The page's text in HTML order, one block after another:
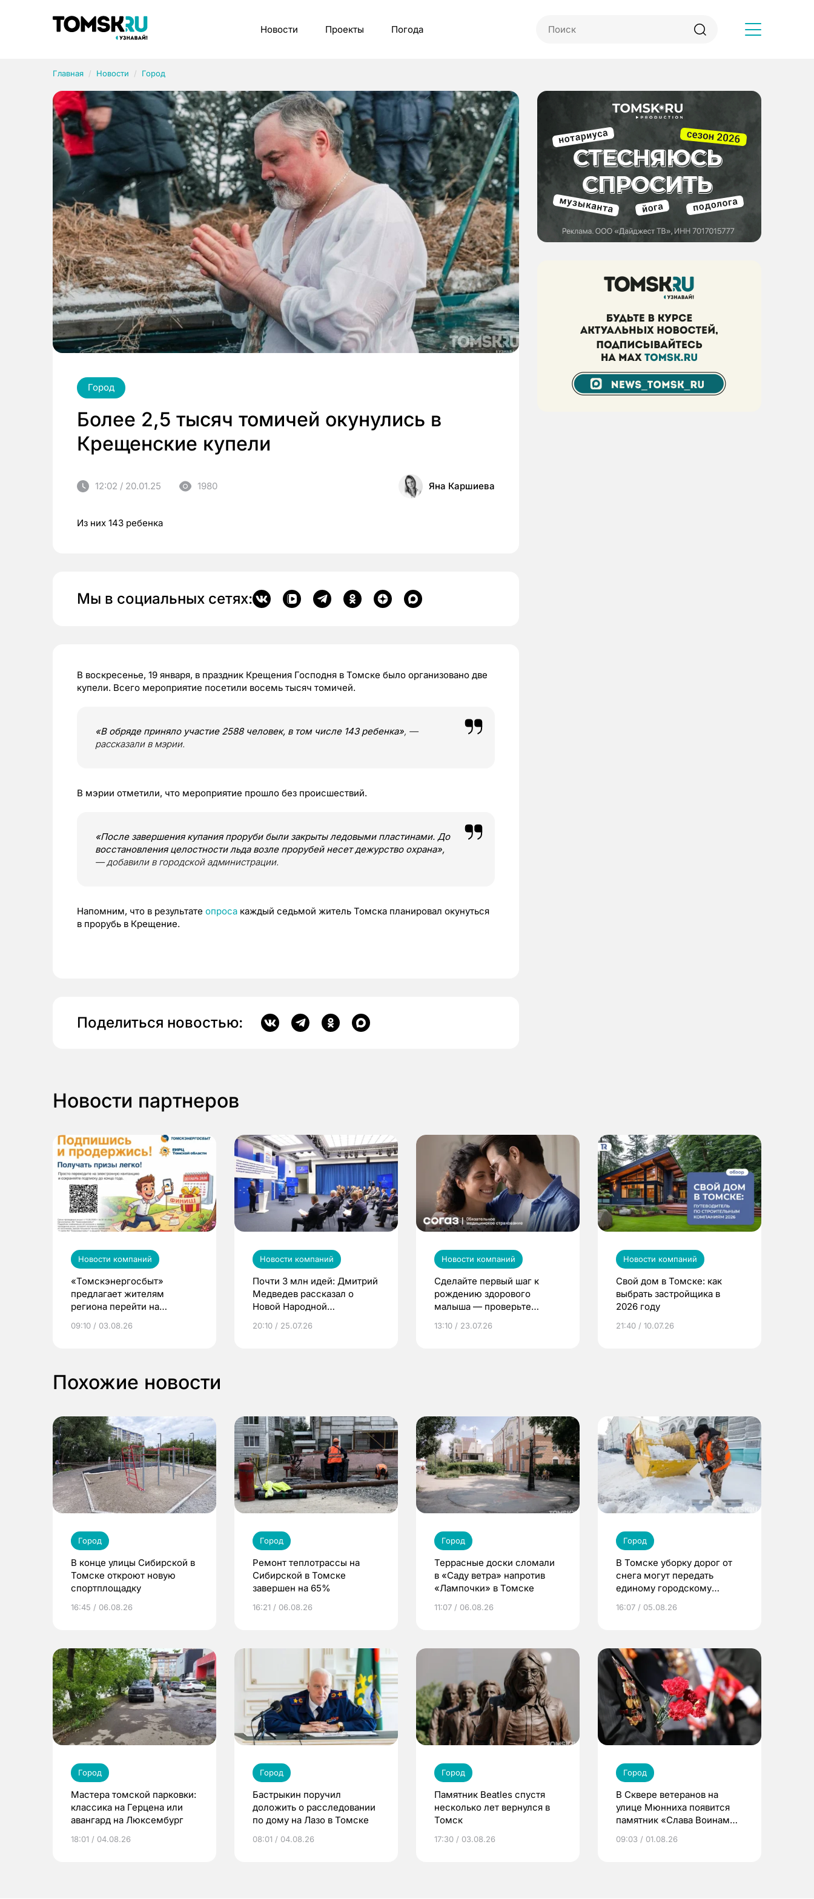
Новости Проекты Погода
Главная Новости Город
Город
Более 2,5 тысяч томичей окунулись в
Крещенские купели
12:02 / 20.01.25 1980 Яна Каршиева
Из них 143 ребенка
Мы в социальных сетях:
В воскресенье, 19 января, в праздник Крещения Господня в Томске было организовано две
купели. Всего мероприятие посетили восемь тысяч томичей.
«В обряде приняло участие 2588 человек, в том числе 143 ребенка», —
рассказали в мэрии.
В мэрии отметили, что мероприятие прошло без происшествий.
«После завершения купания проруби были закрыты ледовыми пластинами. До
восстановления целостности льда возле прорубей несет дежурство охрана»,
— добавили в городской администрации.
Напомним, что в результате опроса каждый седьмой житель Томска планировал окунуться
в прорубь в Крещение.
Поделиться новостью:
Новости партнеров
Новости компаний
«Томскэнергосбыт»
предлагает жителям
региона перейти на
выиграть призы
09:10 / 03.08.26
Новости компаний
Почти 3 млн идей: Дмитрий
Медведев рассказал о
Новой Народной
20:10 / 25.07.26
Новости компаний
Сделайте первый шаг к
рождению здорового
малыша — проверьте
по ОМС!
13:10 / 23.07.26
Новости компаний
Свой дом в Томске: как
выбрать застройщика в
2026 году
21:40 / 10.07.26
Похожие новости
Город
В конце улицы Сибирской в
Томске откроют новую
спортплощадку
16:45 / 06.08.26
Город
Ремонт теплотрассы на
Сибирской в Томске
завершен на 65%
16:21 / 06.08.26
Город
Террасные доски сломали
в «Саду ветра» напротив
«Лампочки» в Томске
11:07 / 06.08.26
Город
В Томске уборку дорог от
снега могут передать
единому городскому
16:07 / 05.08.26
Город
Мастера томской парковки:
классика на Герцена или
авангард на Люксембург
18:01 / 04.08.26
Город
Бастрыкин поручил
доложить о расследовании
по дому на Лазо в Томске
08:01 / 04.08.26
Город
Памятник Beatles спустя
несколько лет вернулся в
Томск
17:30 / 03.08.26
Город
В Сквере ветеранов на
улице Мюнниха появится
памятник «Слава Воинам
09:03 / 01.08.26
Рубрики